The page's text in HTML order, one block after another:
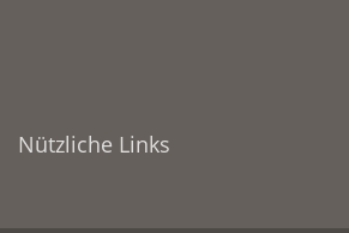
Nützliche Links